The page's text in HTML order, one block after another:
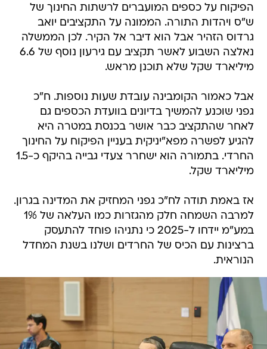
הפיקוח על כספים המועברים לרשתות החינוך של
ש"ס ויהדות התורה. הממונה על התקציבים יואב
גרדוס הזהיר אבל הוא דיבר אל הקיר. לכן הממשלה
נאלצה השבוע לאשר תקציב עם גירעון נוסף של 6.6
מיליארד שקל שלא תוכנן מראש.
אבל כאמור הקומבינה עובדת שעות נוספות. ח"כ
גפני שוכנע להמשיך בדיונים בוועדת הכספים גם
לאחר שהתקציב כבר אושר בכנסת במטרה היא
להגיע לפשרה מפא"יניקית בעניין הפיקוח על החינוך
החרדי. בתמורה הוא ישחרר צעדי גבייה בהיקף כ-1.5
מיליארד שקל.
אז באמת תודה לח"כ גפני המחזיק את המדינה בגרון.
למרבה השמחה חלק מהגזרות כמו העלאה של 1%
במע"מ יידחו ל-2025 כי נתניהו פוחד להתעסק
ברצינות עם הכיס של החרדים ושלנו בשנת המחדל
הנוראית.